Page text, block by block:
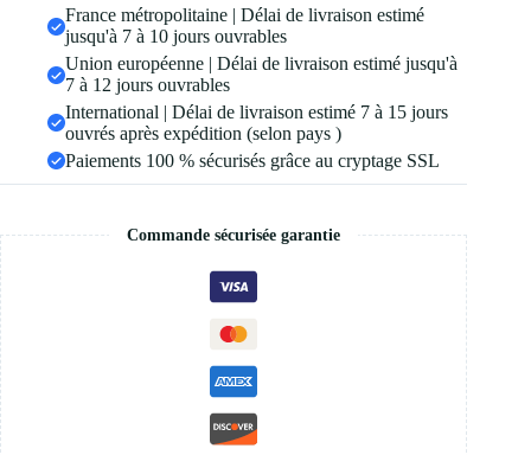
France métropolitaine | Délai de livraison estimé
jusqu'à 7 à 10 jours ouvrables
Union européenne | Délai de livraison estimé jusqu'à
7 à 12 jours ouvrables
International | Délai de livraison estimé 7 à 15 jours
ouvrés après expédition (selon pays )
Paiements 100 % sécurisés grâce au cryptage SSL
Commande sécurisée garantie